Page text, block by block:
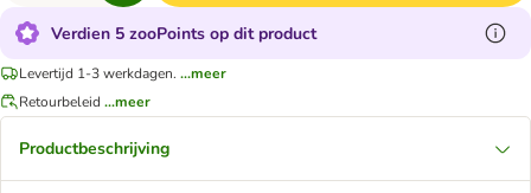
Verdien 5 zooPoints op dit product
Levertijd 1-3 werkdagen. ...meer
Retourbeleid ...meer
Productbeschrijving